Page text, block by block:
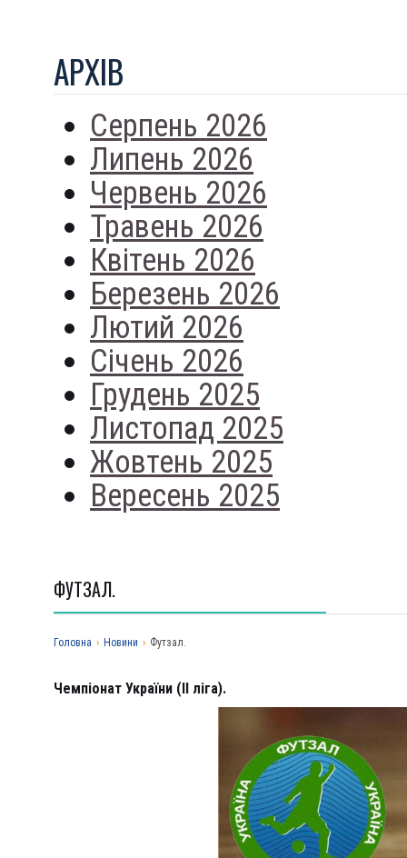
АРХIВ
Серпень 2026
Липень 2026
Червень 2026
Травень 2026
Квітень 2026
Березень 2026
Лютий 2026
Січень 2026
Грудень 2025
Листопад 2025
Жовтень 2025
Вересень 2025
ФУТЗАЛ.
Головна › Новини › Футзал.
Чемпіонат України (ІІ ліга).